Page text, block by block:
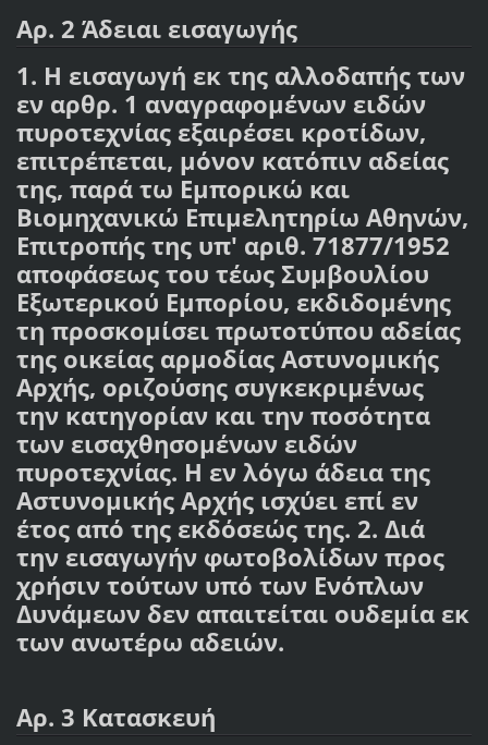
Αρ. 2 Άδειαι εισαγωγής
1. Η εισαγωγή εκ της αλλοδαπής των
εν αρθρ. 1 αναγραφομένων ειδών
πυροτεχνίας εξαιρέσει κροτίδων,
επιτρέπεται, μόνον κατόπιν αδείας
της, παρά τω Εμπορικώ και
Βιομηχανικώ Επιμελητηρίω Αθηνών,
Επιτροπής της υπ' αριθ. 71877/1952
αποφάσεως του τέως Συμβουλίου
Εξωτερικού Εμπορίου, εκδιδομένης
τη προσκομίσει πρωτοτύπου αδείας
της οικείας αρμοδίας Αστυνομικής
Αρχής, οριζούσης συγκεκριμένως
την κατηγορίαν και την ποσότητα
των εισαχθησομένων ειδών
πυροτεχνίας. Η εν λόγω άδεια της
Αστυνομικής Αρχής ισχύει επί εν
έτος από της εκδόσεώς της. 2. Διά
την εισαγωγήν φωτοβολίδων προς
χρήσιν τούτων υπό των Ενόπλων
Δυνάμεων δεν απαιτείται ουδεμία εκ
των ανωτέρω αδειών.
Αρ. 3 Κατασκευή